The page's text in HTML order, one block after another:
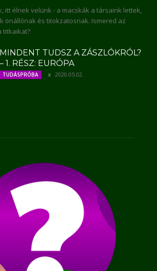
itt élnek velünk - a macskák a társaink lettek,
önállónak és titokzatosnak. Ismered az
titkaikat?
MINDENT TUDSZ A ZÁSZLÓKRÓL?
– 1. RÉSZ: EURÓPA
TUDÁSPRÓBA 2020.05.02.